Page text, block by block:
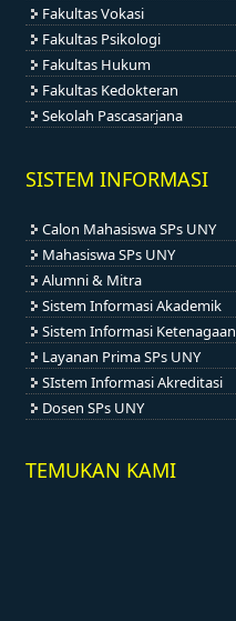
Fakultas Vokasi
Fakultas Psikologi
Fakultas Hukum
Fakultas Kedokteran
Sekolah Pascasarjana
SISTEM INFORMASI
Calon Mahasiswa SPs UNY
Mahasiswa SPs UNY
Alumni & Mitra
Sistem Informasi Akademik
Sistem Informasi Ketenagaan
Layanan Prima SPs UNY
SIstem Informasi Akreditasi
Dosen SPs UNY
TEMUKAN KAMI